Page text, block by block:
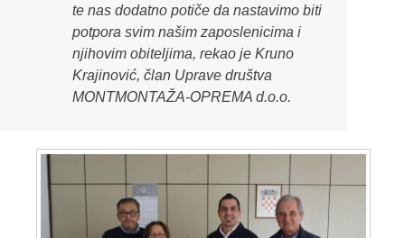
te nas dodatno potiče da nastavimo biti
potpora svim našim zaposlenicima i
njihovim obiteljima, rekao je Kruno
Krajinović, član Uprave društva
MONTMONTAŽA-OPREMA d.o.o.